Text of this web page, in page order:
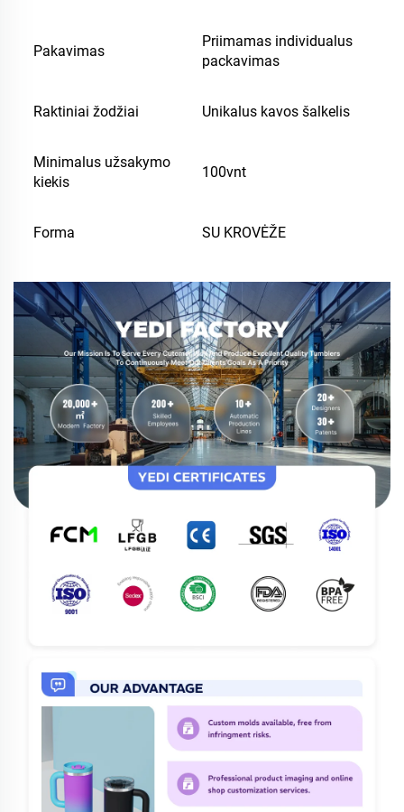
Pakavimas
Priimamas individualus
packavimas
Raktiniai žodžiai Unikalus kavos šalkelis
Minimalus užsakymo
kiekis
100vnt
Forma SU KROVĖŽE